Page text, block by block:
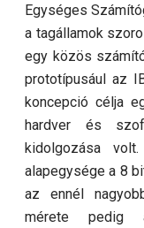
Egységes
a tagállamok
egy közös
prototípusául az
koncepció célja
hardver és
kidolgozása
alapegysége a 8
az ennél
mérete pedig